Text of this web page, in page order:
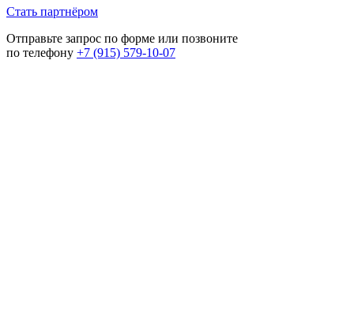
Стать партнёром
Отправьте запрос по форме или позвоните
по телефону +7 (915) 579-10-07